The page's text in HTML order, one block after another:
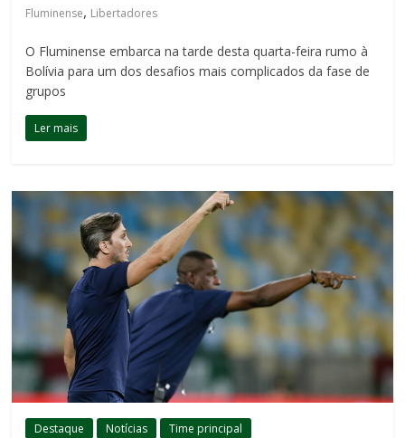
Fluminense, Libertadores
O Fluminense embarca na tarde desta quarta-feira rumo à
Bolívia para um dos desafios mais complicados da fase de
grupos
Ler mais
Destaque Notícias Time principal